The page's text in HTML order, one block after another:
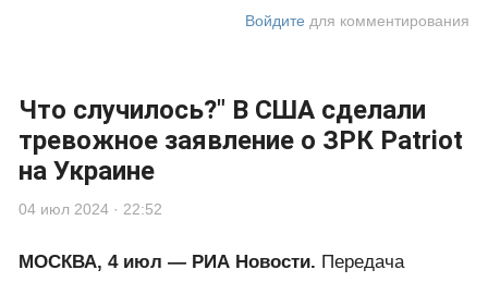
Войдите для комментирования
Что случилось?" В США сделали
тревожное заявление о ЗРК Patriot
на Украине
04 июл 2024 · 22:52
МОСКВА, 4 июл — РИА Новости. Передача